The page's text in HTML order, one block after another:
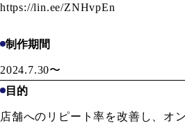
https://lin.ee/ZNHvpEn
制作期間
2024.7.30〜
目的
店舗へのリピート率を改善し、オ